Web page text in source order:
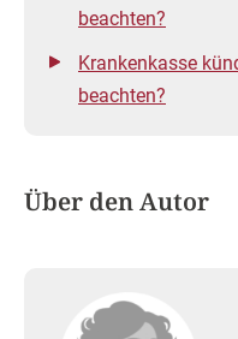
beachten?
Krankenkasse
beachten?
Über den Autor